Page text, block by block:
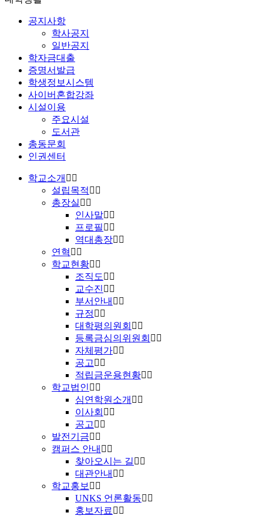
공지사항
학사공지
일반공지
학자금대출
증명서발급
학생정보시스템
사이버혼합강좌
시설이용
주요시설
도서관
총동문회
인권센터
학교소개
설립목적
총장실
인사말
프로필
역대총장
연혁
학교현황
조직도
교수진
부서안내
규정
대학평의원회
등록금심의위원회
자체평가
공고
적립금운용현황
학교법인
심연학원소개
이사회
공고
발전기금
캠퍼스 안내
찾아오시는 길
대관안내
학교홍보
UNKS 언론활동
홍보자료